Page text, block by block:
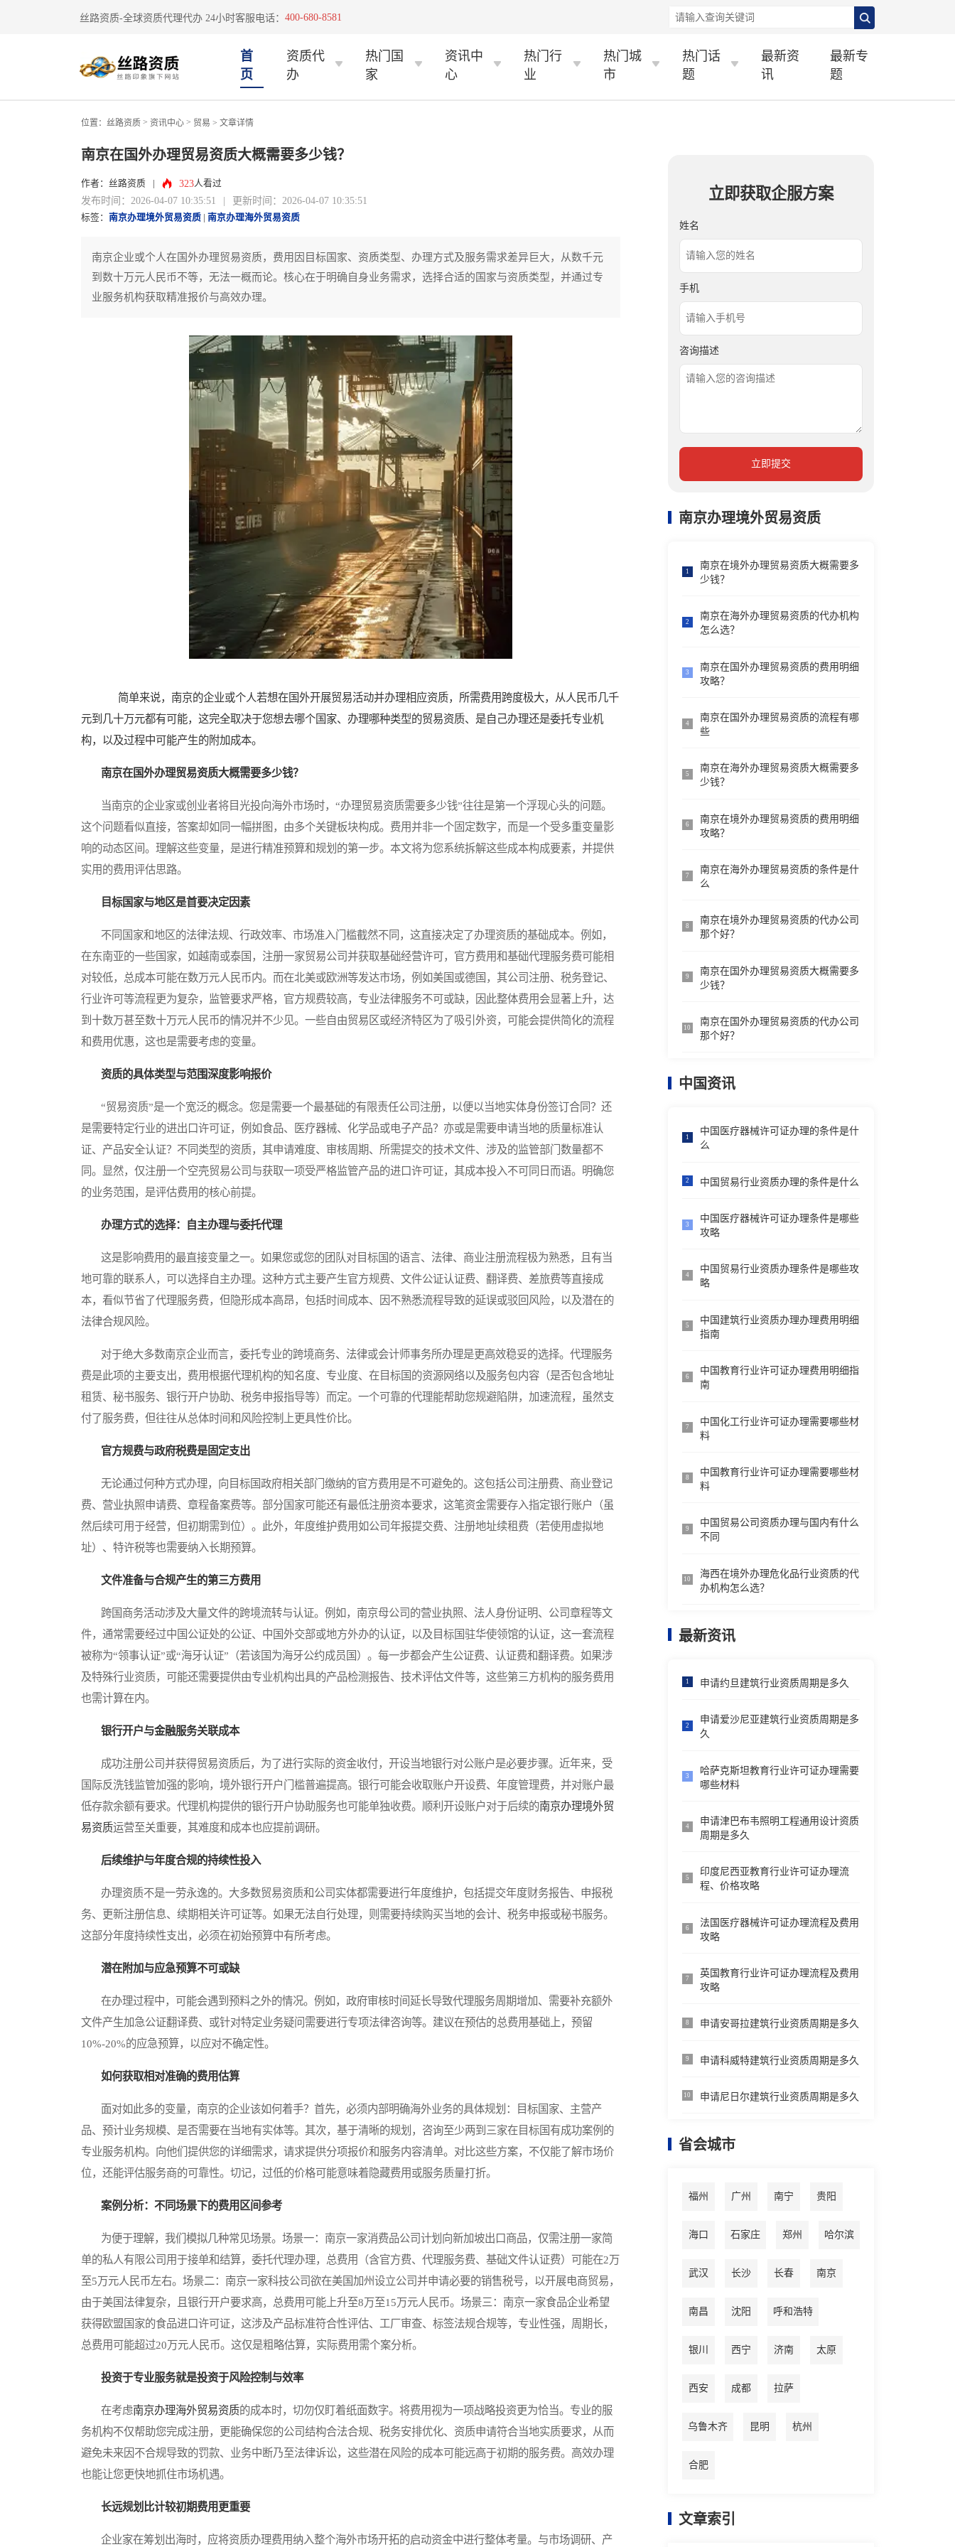
丝路资质-全球资质代理代办 24小时客服电话： 400-680-8581
首
页
资质代
办
热门国
家
资讯中
心
热门行
业
热门城
市
热门话
题
最新资
讯
最新专
题
位置： 丝路资质 > 资讯中心 > 贸易 > 文章详情
南京在国外办理贸易资质大概需要多少钱？
作者：丝路资质 323人看过
发布时间：2026-04-07 10:35:51 | 更新时间：2026-04-07 10:35:51
标签： 南京办理境外贸易资质 南京办理海外贸易资质
南京企业或个人在国外办理贸易资质，费用因目标国家、资质类型、办理方式及服务需求差异巨大，从数千元
到数十万元人民币不等，无法一概而论。核心在于明确自身业务需求，选择合适的国家与资质类型，并通过专
业服务机构获取精准报价与高效办理。
简单来说，南京的企业或个人若想在国外开展贸易活动并办理相应资质，所需费用跨度极大，从人民币几千
元到几十万元都有可能，这完全取决于您想去哪个国家、办理哪种类型的贸易资质、是自己办理还是委托专业机
构，以及过程中可能产生的附加成本。
南京在国外办理贸易资质大概需要多少钱？
当南京的企业家或创业者将目光投向海外市场时，“办理贸易资质需要多少钱”往往是第一个浮现心头的问题。
这个问题看似直接，答案却如同一幅拼图，由多个关键板块构成。费用并非一个固定数字，而是一个受多重变量影
响的动态区间。理解这些变量，是进行精准预算和规划的第一步。本文将为您系统拆解这些成本构成要素，并提供
实用的费用评估思路。
目标国家与地区是首要决定因素
不同国家和地区的法律法规、行政效率、市场准入门槛截然不同，这直接决定了办理资质的基础成本。例如，
在东南亚的一些国家，如越南或泰国，注册一家贸易公司并获取基础经营许可，官方费用和基础代理服务费可能相
对较低，总成本可能在数万元人民币内。而在北美或欧洲等发达市场，例如美国或德国，其公司注册、税务登记、
行业许可等流程更为复杂，监管要求严格，官方规费较高，专业法律服务不可或缺，因此整体费用会显著上升，达
到十数万甚至数十万元人民币的情况并不少见。一些自由贸易区或经济特区为了吸引外资，可能会提供简化的流程
和费用优惠，这也是需要考虑的变量。
资质的具体类型与范围深度影响报价
“贸易资质”是一个宽泛的概念。您是需要一个最基础的有限责任公司注册，以便以当地实体身份签订合同？还
是需要特定行业的进出口许可证，例如食品、医疗器械、化学品或电子产品？亦或是需要申请当地的质量标准认
证、产品安全认证？不同类型的资质，其申请难度、审核周期、所需提交的技术文件、涉及的监管部门数量都不
同。显然，仅注册一个空壳贸易公司与获取一项受严格监管产品的进口许可证，其成本投入不可同日而语。明确您
的业务范围，是评估费用的核心前提。
办理方式的选择：自主办理与委托代理
这是影响费用的最直接变量之一。如果您或您的团队对目标国的语言、法律、商业注册流程极为熟悉，且有当
地可靠的联系人，可以选择自主办理。这种方式主要产生官方规费、文件公证认证费、翻译费、差旅费等直接成
本，看似节省了代理服务费，但隐形成本高昂，包括时间成本、因不熟悉流程导致的延误或驳回风险，以及潜在的
法律合规风险。
对于绝大多数南京企业而言，委托专业的跨境商务、法律或会计师事务所办理是更高效稳妥的选择。代理服务
费是此项的主要支出，费用根据代理机构的知名度、专业度、在目标国的资源网络以及服务包内容（是否包含地址
租赁、秘书服务、银行开户协助、税务申报指导等）而定。一个可靠的代理能帮助您规避陷阱，加速流程，虽然支
付了服务费，但往往从总体时间和风险控制上更具性价比。
官方规费与政府税费是固定支出
无论通过何种方式办理，向目标国政府相关部门缴纳的官方费用是不可避免的。这包括公司注册费、商业登记
费、营业执照申请费、章程备案费等。部分国家可能还有最低注册资本要求，这笔资金需要存入指定银行账户（虽
然后续可用于经营，但初期需到位）。此外，年度维护费用如公司年报提交费、注册地址续租费（若使用虚拟地
址）、特许税等也需要纳入长期预算。
文件准备与合规产生的第三方费用
跨国商务活动涉及大量文件的跨境流转与认证。例如，南京母公司的营业执照、法人身份证明、公司章程等文
件，通常需要经过中国公证处的公证、中国外交部或地方外办的认证，以及目标国驻华使领馆的认证，这一套流程
被称为“领事认证”或“海牙认证”（若该国为海牙公约成员国）。每一步都会产生公证费、认证费和翻译费。如果涉
及特殊行业资质，可能还需要提供由专业机构出具的产品检测报告、技术评估文件等，这些第三方机构的服务费用
也需计算在内。
银行开户与金融服务关联成本
成功注册公司并获得贸易资质后，为了进行实际的资金收付，开设当地银行对公账户是必要步骤。近年来，受
国际反洗钱监管加强的影响，境外银行开户门槛普遍提高。银行可能会收取账户开设费、年度管理费，并对账户最
低存款余额有要求。代理机构提供的银行开户协助服务也可能单独收费。顺利开设账户对于后续的南京办理境外贸
易资质运营至关重要，其难度和成本也应提前调研。
后续维护与年度合规的持续性投入
办理资质不是一劳永逸的。大多数贸易资质和公司实体都需要进行年度维护，包括提交年度财务报告、申报税
务、更新注册信息、续期相关许可证等。如果无法自行处理，则需要持续购买当地的会计、税务申报或秘书服务。
这部分年度持续性支出，必须在初始预算中有所考虑。
潜在附加与应急预算不可或缺
在办理过程中，可能会遇到预料之外的情况。例如，政府审核时间延长导致代理服务周期增加、需要补充额外
文件产生加急公证翻译费、或针对特定业务疑问需要进行专项法律咨询等。建议在预估的总费用基础上，预留
10%-20%的应急预算，以应对不确定性。
如何获取相对准确的费用估算
面对如此多的变量，南京的企业该如何着手？首先，必须内部明确海外业务的具体规划：目标国家、主营产
品、预计业务规模、是否需要在当地有实体等。其次，基于清晰的规划，咨询至少两到三家在目标国有成功案例的
专业服务机构。向他们提供您的详细需求，请求提供分项报价和服务内容清单。对比这些方案，不仅能了解市场价
位，还能评估服务商的可靠性。切记，过低的价格可能意味着隐藏费用或服务质量打折。
案例分析：不同场景下的费用区间参考
为便于理解，我们模拟几种常见场景。场景一：南京一家消费品公司计划向新加坡出口商品，仅需注册一家简
单的私人有限公司用于接单和结算，委托代理办理，总费用（含官方费、代理服务费、基础文件认证费）可能在2万
至5万元人民币左右。场景二：南京一家科技公司欲在美国加州设立公司并申请必要的销售税号，以开展电商贸易，
由于美国法律复杂，且银行开户要求高，总费用可能上升至8万至15万元人民币。场景三：南京一家食品企业希望
获得欧盟国家的食品进口许可证，这涉及产品标准符合性评估、工厂审查、标签法规合规等，专业性强，周期长，
总费用可能超过20万元人民币。这仅是粗略估算，实际费用需个案分析。
投资于专业服务就是投资于风险控制与效率
在考虑南京办理海外贸易资质的成本时，切勿仅盯着纸面数字。将费用视为一项战略投资更为恰当。专业的服
务机构不仅帮助您完成注册，更能确保您的公司结构合法合规、税务安排优化、资质申请符合当地实质要求，从而
避免未来因不合规导致的罚款、业务中断乃至法律诉讼，这些潜在风险的成本可能远高于初期的服务费。高效办理
也能让您更快地抓住市场机遇。
长远规划比计较初期费用更重要
企业家在筹划出海时，应将资质办理费用纳入整个海外市场开拓的启动资金中进行整体考量。与市场调研、产
立即获取企服方案
姓名
手机
咨询描述
立即提交
南京办理境外贸易资质
1
南京在境外办理贸易资质大概需要多
少钱？
2
南京在海外办理贸易资质的代办机构
怎么选？
3
南京在国外办理贸易资质的费用明细
攻略？
4
南京在国外办理贸易资质的流程有哪
些
5
南京在海外办理贸易资质大概需要多
少钱？
6
南京在境外办理贸易资质的费用明细
攻略？
7
南京在海外办理贸易资质的条件是什
么
8
南京在境外办理贸易资质的代办公司
那个好？
9
南京在国外办理贸易资质大概需要多
少钱？
10
南京在国外办理贸易资质的代办公司
那个好？
中国资讯
1
中国医疗器械许可证办理的条件是什
么
2 中国贸易行业资质办理的条件是什么
3
中国医疗器械许可证办理条件是哪些
攻略
4
中国贸易行业资质办理条件是哪些攻
略
5
中国建筑行业资质办理办理费用明细
指南
6
中国教育行业许可证办理费用明细指
南
7
中国化工行业许可证办理需要哪些材
料
8
中国教育行业许可证办理需要哪些材
料
9
中国贸易公司资质办理与国内有什么
不同
10
海西在境外办理危化品行业资质的代
办机构怎么选？
最新资讯
1 申请约旦建筑行业资质周期是多久
2
申请爱沙尼亚建筑行业资质周期是多
久
3
哈萨克斯坦教育行业许可证办理需要
哪些材料
4
申请津巴布韦照明工程通用设计资质
周期是多久
5
印度尼西亚教育行业许可证办理流
程、价格攻略
6
法国医疗器械许可证办理流程及费用
攻略
7
英国教育行业许可证办理流程及费用
攻略
8 申请安哥拉建筑行业资质周期是多久
9 申请科威特建筑行业资质周期是多久
10 申请尼日尔建筑行业资质周期是多久
省会城市
福州 广州 南宁 贵阳
海口 石家庄 郑州 哈尔滨
武汉 长沙 长春 南京
南昌 沈阳 呼和浩特
银川 西宁 济南 太原
西安 成都 拉萨
乌鲁木齐 昆明 杭州
合肥
文章索引